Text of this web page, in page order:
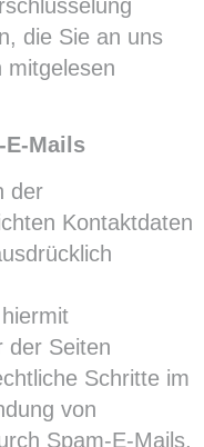
die Sie an uns
mitgelesen
E-Mails
der
Kontaktdaten
der Seiten
Schritte im
von
Spam-E-Mails,